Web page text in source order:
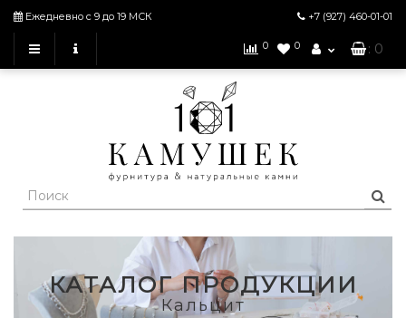
Ежедневно с 9 до 19 МСК +7 (927) 460-01-01
0 0 : 0
КАТАЛОГ ПРОДУКЦИИ
Кальцит